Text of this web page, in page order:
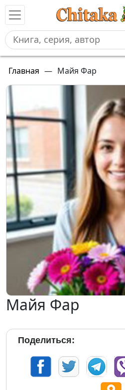
Главная — Майя Фар
Майя Фар
Поделиться: